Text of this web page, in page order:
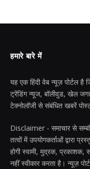
हमारे बारे में
यह एक हिंदी वेब न्यूज़ पोर्टल है
ट्रेंडिंग न्यूज, बॉलीवुड, खेल
टेक्नोलॉजी से संबंधित खबरें
Disclaimer - समाचार से
तत्वों में उपयोगकर्ताओं द्वारा
होगी स्वामी, मुद्रक, प्रकाशक,
नहीं स्वीकार करता है। न्यूज़